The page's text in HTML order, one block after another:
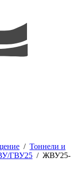
/ Тоннели и
ГВУ25 / ЖВУ25-